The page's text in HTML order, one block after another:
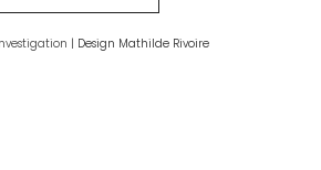
| Design Mathilde Rivoire